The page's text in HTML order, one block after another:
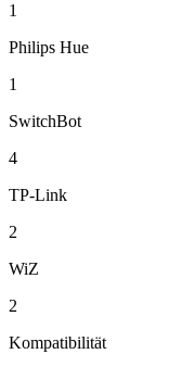
1
Philips Hue
1
SwitchBot
4
TP-Link
2
WiZ
2
Kompatibilität